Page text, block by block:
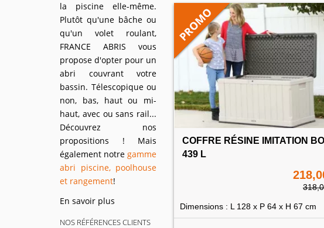
la piscine elle-même.
Plutôt qu'une bâche ou
qu'un volet roulant,
FRANCE ABRIS vous
propose d'opter pour un
abri couvrant votre
bassin. Télescopique ou
non, bas, haut ou mi-
haut, avec ou sans rail...
Découvrez nos
propositions ! Mais
également notre gamme
abri piscine, poolhouse
et rangement!
En savoir plus
NOS RÉFÉRENCES CLIENTS
COFFRE RÉSINE IMITATION
439 L
Dimensions : L 128 x P 64 x H 67 cm